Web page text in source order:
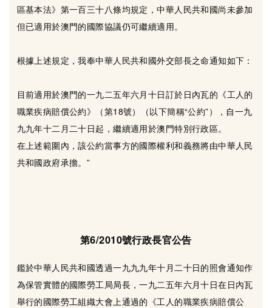
區基本法》第一百三十八條均規定，中華人民共和國尚未參加
但已適用於澳門的國際協議仍可繼續適用。
根據上述規定，我奉中華人民共和國外交部長之命通知如下：
目前適用於澳門的一九二五年六月十日訂於日內瓦的《工人的
職業疾病賠償公約》（第18號）（以下簡稱“公約”），自一九
九九年十二月二十日起，繼續適用於澳門特別行政區。
在上述範圍內，該公約當事方的國際權利和義務將由中華人民
共和國政府承擔。”
第6/2010號行政長官公告
鑑於中華人民共和國透過一九九九年十月二十日的照會通知作
為保管實體的國際勞工局局長，一九二五年六月十日在日內瓦
舉行的國際勞工組織大會上通過的《工人的職業疾病賠償公